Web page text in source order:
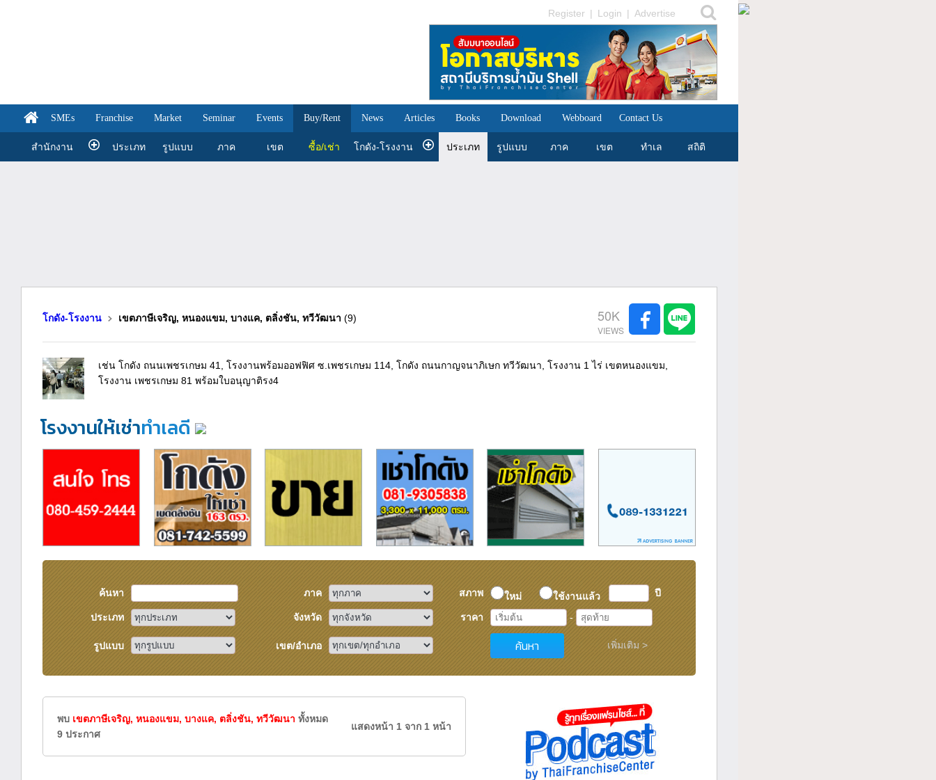
Register | Login | Advertise
SMEs Franchise Market Seminar Events Buy/Rent News Articles Books Download Webboard Contact Us
สำนักงาน ประเภท รูปแบบ ภาค เขต ซื้อ/เช่า โกดัง-โรงงาน ประเภท รูปแบบ ภาค เขต ทำเล สถิติ
โกดัง-โรงงาน เขตภาษีเจริญ, หนองแขม, บางแค, ตลิ่งชัน, ทวีวัฒนา (9) 50K
เช่น โกดัง ถนนเพชรเกษม 41, โรงงานพร้อมออฟฟิศ ซ.เพชรเกษม 114, โกดัง ถนนกาญจนาภิเษก ทวีวัฒนา, โรงงาน 1 ไร่ เขตหนองแขม,
โรงงาน เพชรเกษม 81 พร้อมใบอนุญาติรง4
โรงงานให้เช่าทำเลดี
ค้นหา ภาค สภาพ ใหม่ ใช้งานแล้ว ปี
ประเภท จังหวัด ราคา -
รูปแบบ เขต/อำเภอ ค้นหา เพิ่มเติม >
พบ เขตภาษีเจริญ, หนองแขม, บางแค, ตลิ่งชัน, ทวีวัฒนา ทั้งหมด
9 ประกาศ
แสดงหน้า 1 จาก 1 หน้า